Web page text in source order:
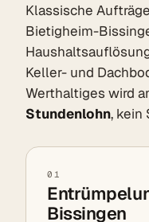
Klassische
Bietigheim-
Keller- und
Werthaltiges wird
Stundenlohn, kein
01
Bissingen